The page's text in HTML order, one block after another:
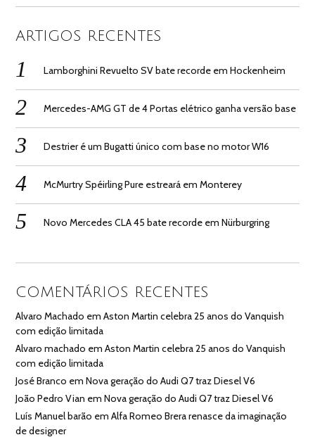
ARTIGOS RECENTES
Lamborghini Revuelto SV bate recorde em Hockenheim
Mercedes-AMG GT de 4 Portas elétrico ganha versão base
Destrier é um Bugatti único com base no motor W16
McMurtry Spéirling Pure estreará em Monterey
Novo Mercedes CLA 45 bate recorde em Nürburgring
COMENTÁRIOS RECENTES
Alvaro Machado emAston Martin celebra 25 anos do Vanquish
com edição limitada
Alvaro machado emAston Martin celebra 25 anos do Vanquish
com edição limitada
José Branco emNova geração do Audi Q7 traz Diesel V6
João Pedro Vian emNova geração do Audi Q7 traz Diesel V6
Luís Manuel barão emAlfa Romeo Brera renasce da imaginação
de designer